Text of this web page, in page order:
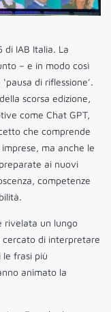
di IAB Italia. La
– e in modo così
di riflessione’.
della scorsa edizione,
come Chat GPT,
che comprende
ma anche le
ai nuovi
competenze
rivelata un lungo
cercato di interpretare
frasi più
animato la